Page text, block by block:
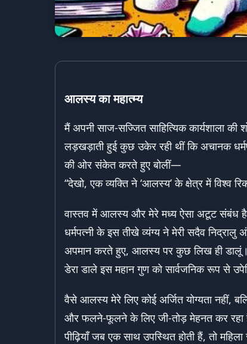
आलस्य का महात्म्य
मैं अपनी साज-सज्जित साहित्यिक कार्यशाला
लड़खड़ाती हुई कुछ उकेर रही थीं कि अचानक
की ओर संकेत करते हुए बोलीं—
“देखो, एक व्यक्ति ने ‘आलस्य’ के क्षेत्र में विश्व
वास्तव में आलस्य और मेरे मध्य ऐसा अटूट संबंध
धर्मपत्नी के इस तीखे व्यंग्य ने मेरी सदैव
अपमान करते हुए, आलस्य पर कुछ लिख ही डालूं।
डेरा डाले इस महान गुण को सार्वजनिक रूप से
वैसे आलस्य मेरे लिए कोई अर्जित योग्यता नहीं,
और फलने-फूलने के लिए जी-तोड़ मेहनत कर रहा
पीढ़ियाँ जब एक साथ उपस्थित होती हैं, तो